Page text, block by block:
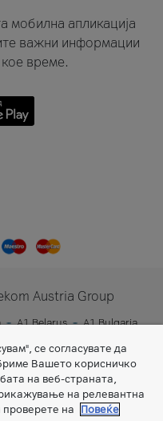
мобилна апликација
важни информации
време.
Austria Group
A1 Belarus
A1 Bulgaria
се согласувате да
Вашето корисничко
на веб-страната,
на релевантна
на
Повеќе